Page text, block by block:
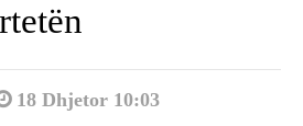
18 Dhjetor 10:03